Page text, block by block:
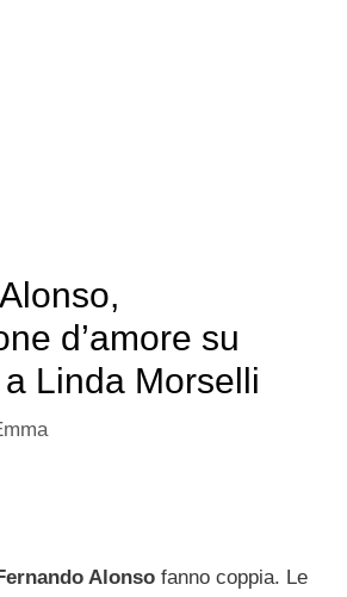
d’amore su
Linda Morselli
Alonso fanno coppia. Le